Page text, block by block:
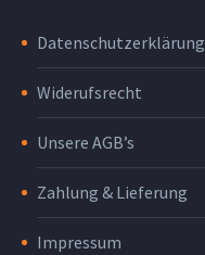
Datenschutzerklärung
Widerufsrecht
Unsere AGB’s
Zahlung & Lieferung
Impressum